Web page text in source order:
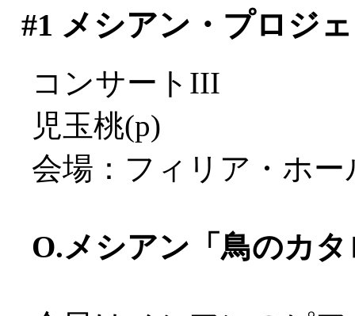
#1 メシアン・プロジ
コンサートIII
児玉桃(p)
会場：フィリア・ホ
O.メシアン「鳥のカタ